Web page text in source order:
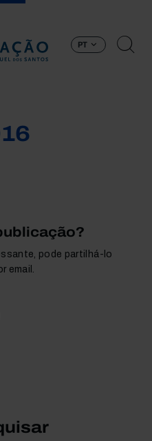
PT
pode partilhá-lo
email.